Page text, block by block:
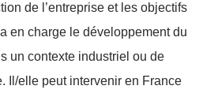
de l’entreprise et les objectifs
en charge le développement du
un contexte industriel ou de
Il/elle peut intervenir en France